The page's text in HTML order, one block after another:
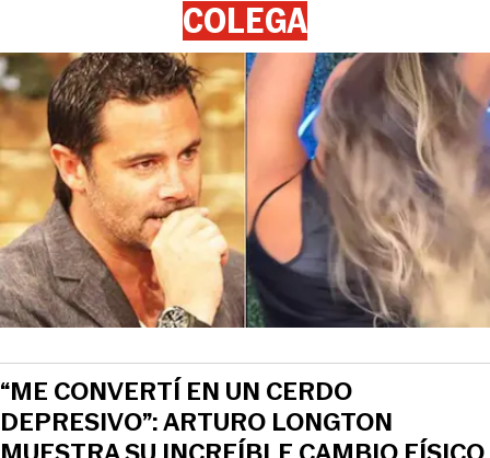
COLEGA
“ME CONVERTÍ EN UN CERDO
DEPRESIVO”: ARTURO LONGTON